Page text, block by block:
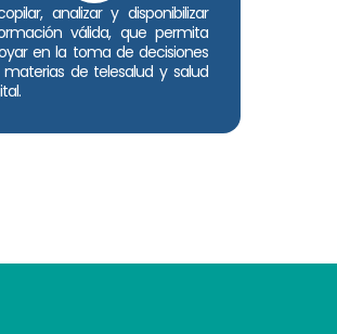
analizar y disponibilizar
válida, que permita
en la toma de decisiones
de telesalud y salud